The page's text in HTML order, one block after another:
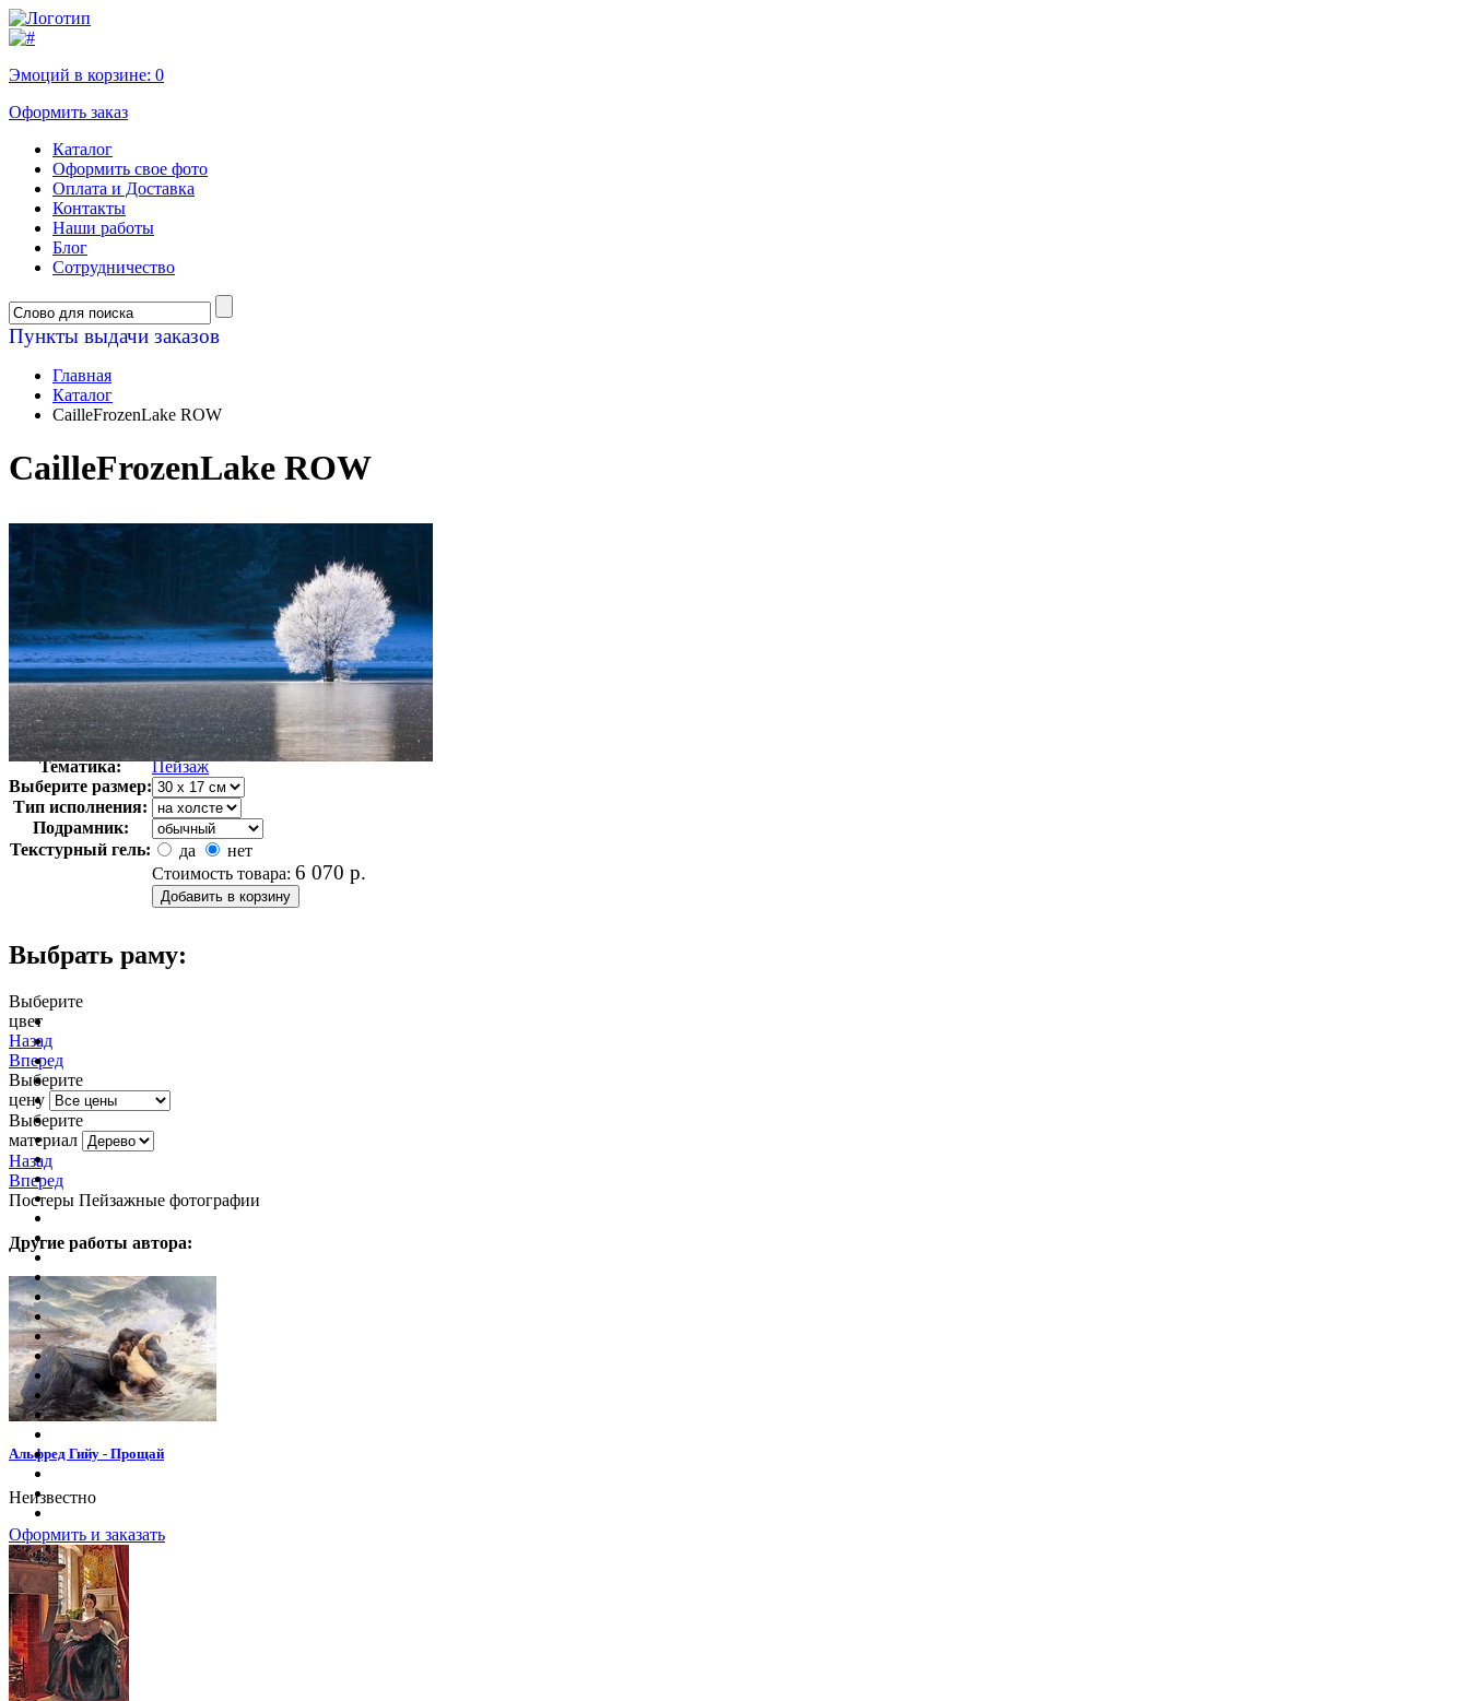
Эмоций в корзине: 0
Оформить заказ
Каталог
Оформить свое фото
Оплата и Доставка
Контакты
Наши работы
Блог
Сотрудничество
Пункты выдачи заказов
Главная
Каталог
CailleFrozenLake ROW
CailleFrozenLake ROW
Автор:
Неизвестно
Арт-стиль
Фотография
Тематика:
Пейзаж
Выберите размер:
Тип исполнения:
Подрамник:
Текстурный гель:
да
нет
Стоимость товара: 6 070 р.
Выбрать раму:
Выберите
цвет
Назад
Вперед
Выберите
цену
Выберите
материал
Назад
Вперед
Постеры Пейзажные фотографии
Другие работы автора:
Альфред Гийу - Прощай
Неизвестно
Оформить и заказать